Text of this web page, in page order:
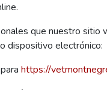
que nuestro sitio
dispositivo electrónico:
https://